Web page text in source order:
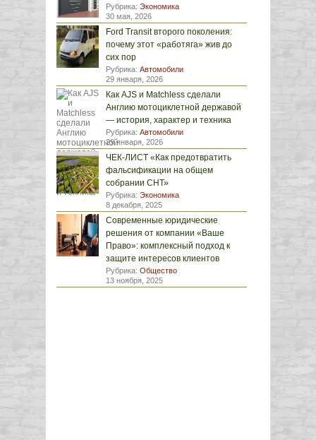
Рубрика: Экономика
30 мая, 2026
Ford Transit второго поколения:
почему этот «работяга» жив до
сих пор
Рубрика: Автомобили
29 января, 2026
Как AJS и Matchless сделали
Англию мотоциклетной державой
— история, характер и техника
Рубрика: Автомобили
29 января, 2026
ЧЕК-ЛИСТ «Как предотвратить
фальсификации на общем
собрании СНТ»
Рубрика: Экономика
8 декабря, 2025
Современные юридические
решения от компании «Ваше
Право»: комплексный подход к
защите интересов клиентов
Рубрика: Общество
13 ноября, 2025